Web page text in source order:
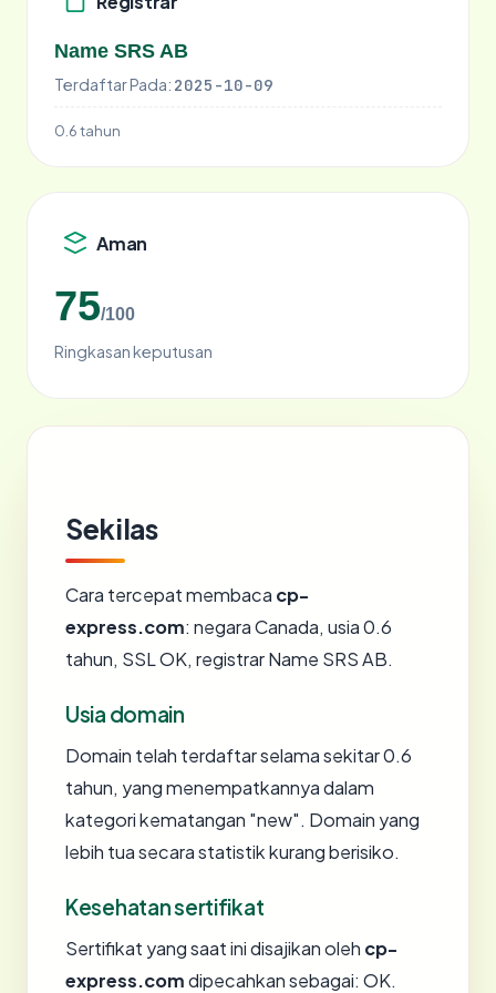
Name SRS AB
Terdaftar Pada: 2025-10-09
0.6 tahun
Aman
75/100
Ringkasan keputusan
Sekilas
Cara tercepat membaca cp-
express.com: negara Canada, usia 0.6
tahun, SSL OK, registrar Name SRS AB.
Usia domain
Domain telah terdaftar selama sekitar 0.6
tahun, yang menempatkannya dalam
kategori kematangan "new". Domain yang
lebih tua secara statistik kurang berisiko.
Kesehatan sertifikat
Sertifikat yang saat ini disajikan oleh cp-
express.comdipecahkan sebagai: OK.